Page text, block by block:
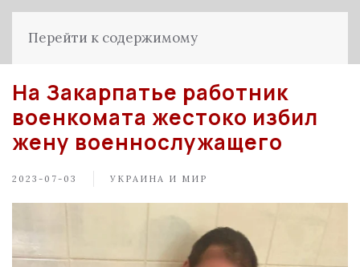
Перейти к содержимому
На Закарпатье работник
военкомата жестоко избил
жену военнослужащего
2023-07-03 УКРАИНА И МИР